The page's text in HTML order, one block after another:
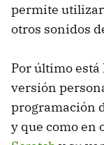
permite
otros sonidos
Por último está
versión
programación
y que como en